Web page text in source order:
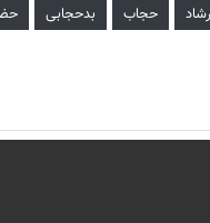
حجاب بدحجابی